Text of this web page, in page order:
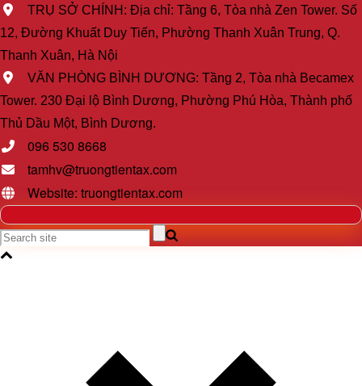
TRỤ SỞ CHÍNH: Địa chỉ: Tầng 6, Tòa nhà Zen Tower. Số
12, Đường Khuất Duy Tiến, Phường Thanh Xuân Trung, Q.
Thanh Xuân, Hà Nội
VĂN PHÒNG BÌNH DƯƠNG: Tầng 2, Tòa nhà Becamex
Tower. 230 Đại lộ Bình Dương, Phường Phú Hòa, Thành phố
Thủ Dầu Một, Bình Dương.
096 530 8668
tamhv@truongtientax.com
Website: truongtientax.com